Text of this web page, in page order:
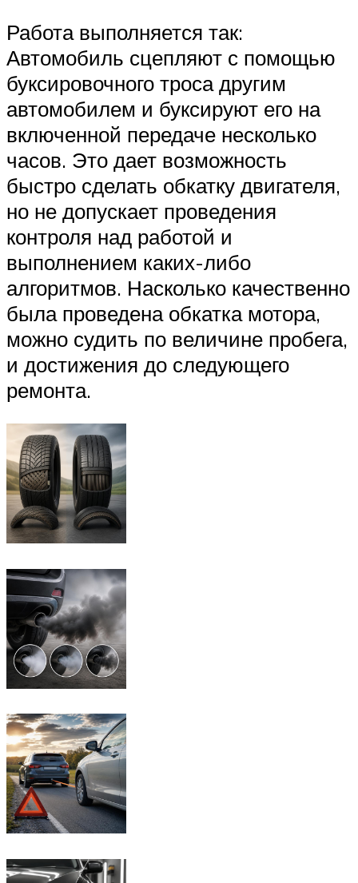
Работа выполняется так:
Автомобиль сцепляют с помощью
буксировочного троса другим
автомобилем и буксируют его на
включенной передаче несколько
часов. Это дает возможность
быстро сделать обкатку двигателя,
но не допускает проведения
контроля над работой и
выполнением каких-либо
алгоритмов. Насколько качественно
была проведена обкатка мотора,
можно судить по величине пробега,
и достижения до следующего
ремонта.